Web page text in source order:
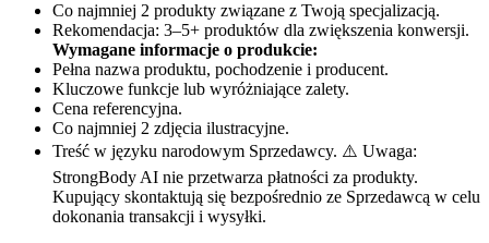
Co najmniej 2 produkty związane z Twoją specjalizacją.
Rekomendacja: 3–5+ produktów dla zwiększenia konwersji.
Wymagane informacje o produkcie:
Pełna nazwa produktu, pochodzenie i producent.
Kluczowe funkcje lub wyróżniające zalety.
Cena referencyjna.
Co najmniej 2 zdjęcia ilustracyjne.
Treść w języku narodowym Sprzedawcy. ⚠️ Uwaga:
StrongBody AI nie przetwarza płatności za produkty.
Kupujący skontaktują się bezpośrednio ze Sprzedawcą w celu
dokonania transakcji i wysyłki.